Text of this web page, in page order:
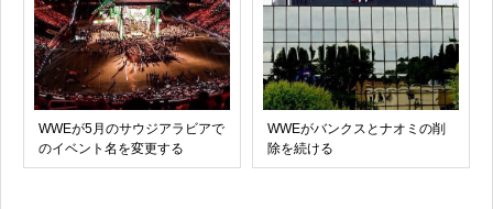
WWEが5月のサウジアラビアで
のイベント名を変更する
WWEがバンクスとナオミの削
除を続ける